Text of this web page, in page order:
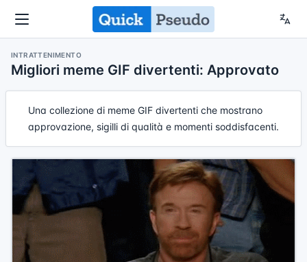
INTRATTENIMENTO
Migliori meme GIF divertenti: Approvato
Una collezione di meme GIF divertenti che mostrano
approvazione, sigilli di qualità e momenti soddisfacenti.